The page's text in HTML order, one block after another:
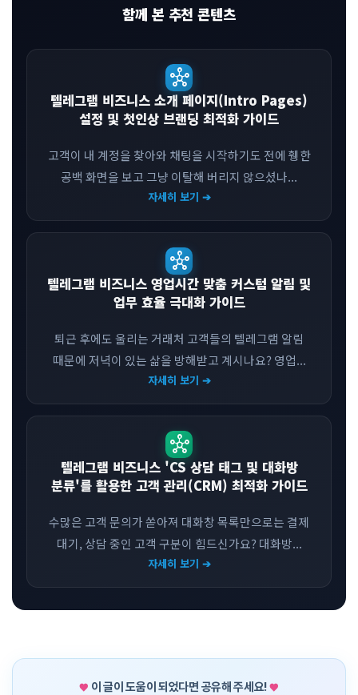
함께 본 추천 콘텐츠
hub
텔레그램 비즈니스 소개 페이지(Intro Pages)
설정 및 첫인상 브랜딩 최적화 가이드
고객이 내 계정을 찾아와 채팅을 시작하기도 전에 휑한
공백 화면을 보고 그냥 이탈해 버리지 않으셨나...
자세히 보기 ➔
hub
텔레그램 비즈니스 영업시간 맞춤 커스텀 알림 및
업무 효율 극대화 가이드
퇴근 후에도 울리는 거래처 고객들의 텔레그램 알림
때문에 저녁이 있는 삶을 방해받고 계시나요? 영업...
자세히 보기 ➔
hub
텔레그램 비즈니스 'CS 상담 태그 및 대화방
분류'를 활용한 고객 관리(CRM) 최적화 가이드
수많은 고객 문의가 쏟아져 대화창 목록만으로는 결제
대기, 상담 중인 고객 구분이 힘드신가요? 대화방...
자세히 보기 ➔
이 글이 도움이 되었다면 공유해 주세요!